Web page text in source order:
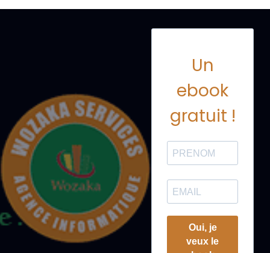
Un
ebook
gratuit !
Oui, je
veux le